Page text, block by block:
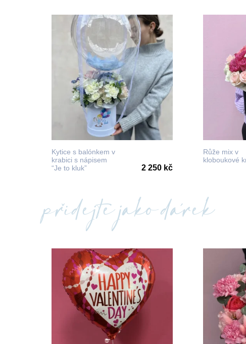
Kytice s balónkem v
krabici s nápisem
“Je to kluk”
2 250 kč
Růže mix v
kloboukové
přidejte jako dárek